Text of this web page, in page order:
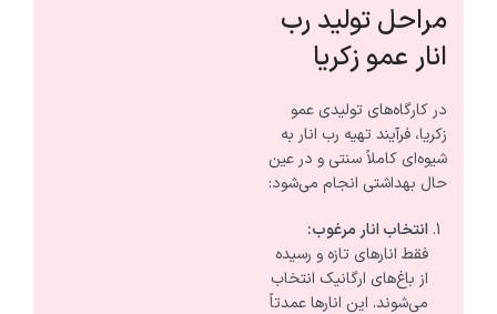
مراحل تولید رب
انار عمو زکریا
در کارگاه‌های تولیدی عمو
زکریا، فرآیند تهیه رب انار به
شیوه‌ای کاملاً سنتی و در عین
حال بهداشتی انجام می‌شود:
انتخاب انار مرغوب:
فقط انارهای تازه و رسیده
از باغ‌های ارگانیک انتخاب
می‌شوند. این انارها عمدتاً